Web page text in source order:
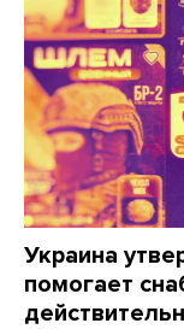
Украина
помогает